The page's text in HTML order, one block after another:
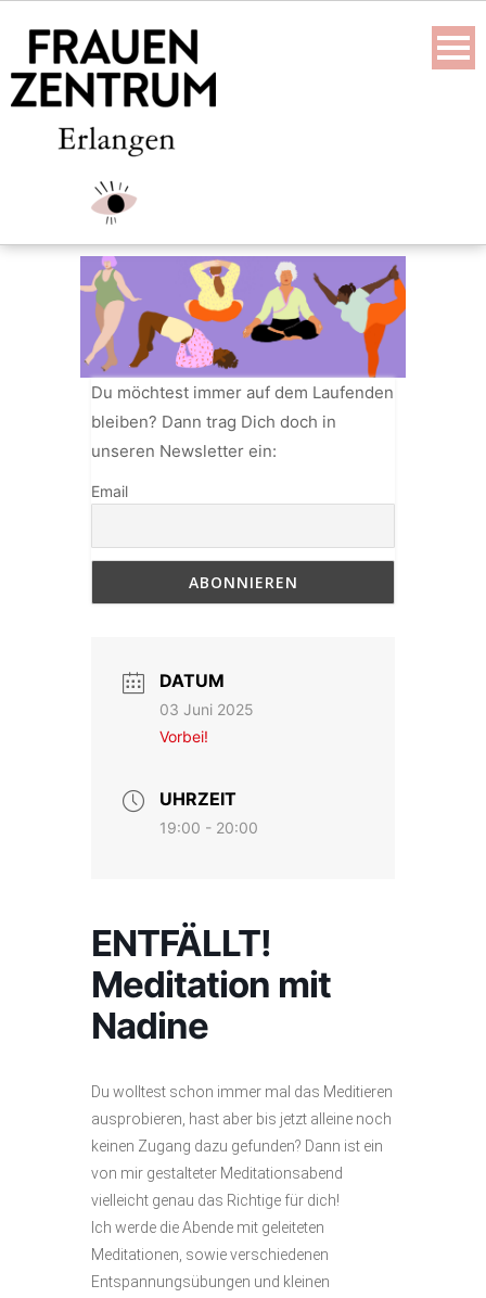
content
Du möchtest immer auf dem Laufenden
bleiben? Dann trag Dich doch in
unseren Newsletter ein:
Email
DATUM
03 Juni 2025
Vorbei!
UHRZEIT
19:00 - 20:00
ENTFÄLLT!
Meditation mit
Nadine
Du wolltest schon immer mal das Meditieren
ausprobieren, hast aber bis jetzt alleine noch
keinen Zugang dazu gefunden? Dann ist ein
von mir gestalteter Meditationsabend
vielleicht genau das Richtige für dich!
Ich werde die Abende mit geleiteten
Meditationen, sowie verschiedenen
Entspannungsübungen und kleinen